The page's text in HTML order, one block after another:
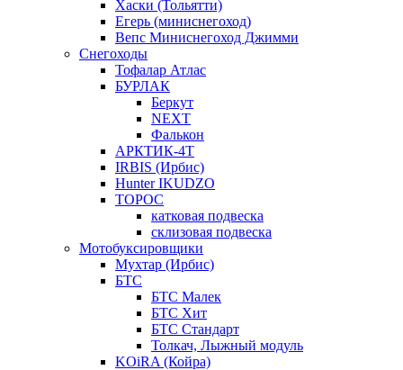
Хаски (Тольятти)
Егерь (миниснегоход)
Вепс Миниснегоход Джимми
Снегоходы
Тофалар Атлас
БУРЛАК
Беркут
NEXT
Фалькон
АРКТИК-4Т
IRBIS (Ирбис)
Hunter IKUDZO
ТОРОС
катковая подвеска
склизовая подвеска
Мотобуксировщики
Мухтар (Ирбис)
БТС
БТС Малек
БТС Хит
БТС Стандарт
Толкач, Лыжный модуль
KOiRA (Койра)